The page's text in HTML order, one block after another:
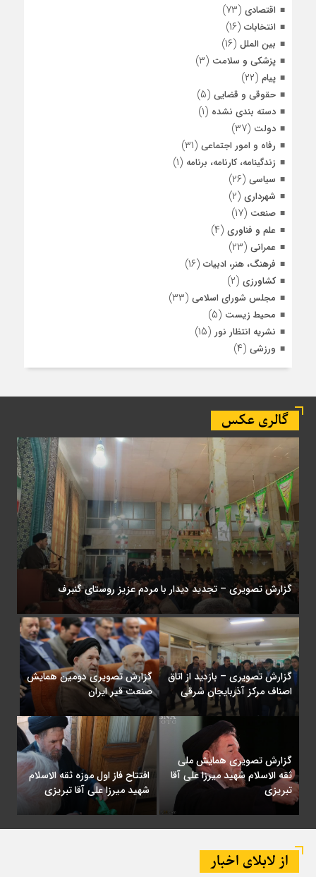
اقتصادی (۷۳)
انتخابات (۱۶)
بین الملل (۱۶)
پزشکی و سلامت (۳)
پیام (۲۲)
حقوقی و قضایی (۵)
دسته بندی نشده (۱)
دولت (۳۷)
رفاه و امور اجتماعی (۳۱)
زندگینامه، کارنامه، برنامه (۱)
سیاسی (۲۶)
شهرداری (۲)
صنعت (۱۷)
علم و فناوری (۴)
عمرانی (۲۳)
فرهنگ، هنر، ادبیات (۱۶)
کشاورزی (۲)
مجلس شورای اسلامی (۳۳)
محیط زیست (۵)
نشریه انتظار نور (۱۵)
ورزشی (۴)
گالری عکس
گزارش تصویری – تجدید دیدار با مردم عزیز روستای گنبرف
گزارش تصویری – بازدید از اتاق
اصناف مرکز آذربایجان شرقی
گزارش تصویری دومین همایش
صنعت قیر ایران
گزارش تصویری همایش ملی
ثقه الاسلام شهید میرزا علی آقا
تبریزی
افتتاح فاز اول موزه ثقه الاسلام
شهید میرزا علی آقا تبریزی
از لابلای اخبار